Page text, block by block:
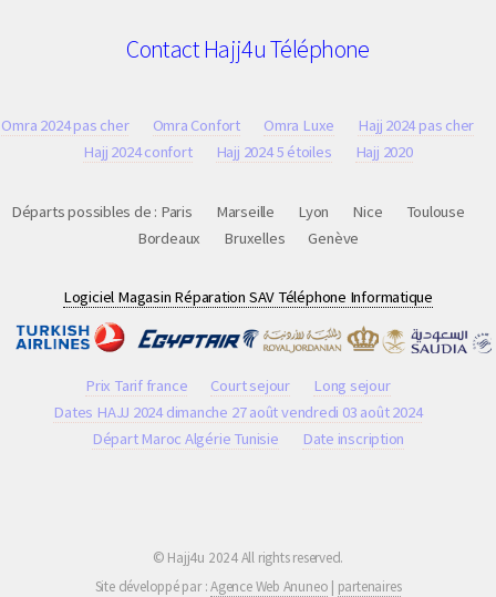
Contact Hajj4u Téléphone
Omra 2024 pas cher Omra Confort Omra Luxe
Hajj 2024 pas cher
Hajj 2024 confort
Hajj 2024 5 étoiles Hajj 2020
Départs possibles de : Paris Marseille Lyon Nice
Toulouse
Bordeaux
Bruxelles Genève
Logiciel Magasin Réparation SAV Téléphone Informatique
Prix Tarif france Court sejour
Long sejour
Dates HAJJ 2024 dimanche 27 août vendredi 03 août 2024
Départ Maroc Algérie Tunisie
Date inscription
© Hajj4u 2024 All rights reserved.
Site développé par :Agence Web Anuneo | partenaires